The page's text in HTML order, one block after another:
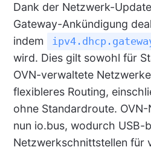
Dank der Netzwerk-
Gateway-Ankündigung
indem
wird. Dies gilt sowohl für
OVN-verwaltete
flexibleres Routing,
ohne Standardroute.
nun io.bus, wodurch USB-
Netzwerkschnittstellen für